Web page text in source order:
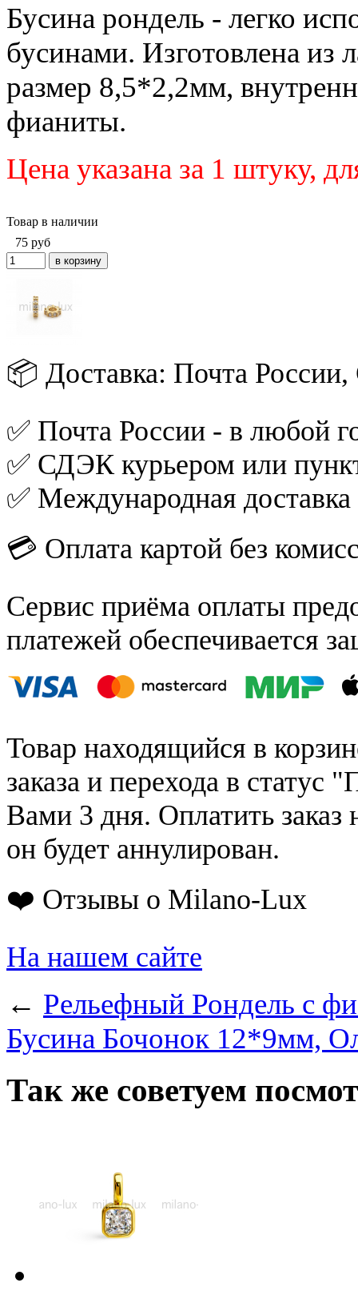
Бусина рондель - легко
бусинами. Изготовлена из
размер 8,5*2,2мм,
фианиты.
Цена указана за 1 штуку,
Товар в наличии
75 руб
📦 Доставка: Почта
✅ Почта России - в любой
✅ СДЭК курьером или
✅ Международная
💳 Оплата картой без
Сервис приёма оплаты
платежей обеспечивается
Товар находящийся в
заказа и перехода в статус
Вами 3 дня. Оплатить заказ
он будет аннулирован.
❤️ Отзывы о Milano-Lux
На нашем сайте
← Рельефный Рондель с
Бусина Бочонок 12*9мм,
Так же советуем